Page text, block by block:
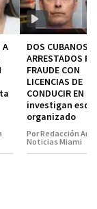
A
DOS CUBANOS
ARRESTADOS
FRAUDE CON
LICENCIAS DE
CONDUCIR EN
investigan
organizado
Por Redacción
Noticias Miami